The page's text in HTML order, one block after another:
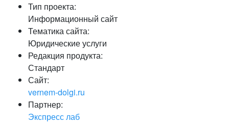
Запомнить меня на этом
Забыли свой пароль?
или войдите с помощью
Тип проекта:
Информационный сайт
Тематика сайта:
Юридические услуги
Редакция продукта:
Стандарт
Сайт:
vernem-dolgi.ru
Партнер:
Экспресс лаб